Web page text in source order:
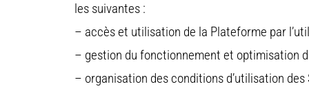
les suivantes :
– accès et utilisation de la Plateforme par
– gestion du fonctionnement et optimisation
– organisation des conditions d’utilisation